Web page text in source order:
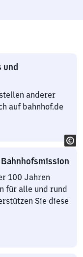
und
anderer
auf bahnhof.de
100 Jahren
für alle und rund
Sie diese